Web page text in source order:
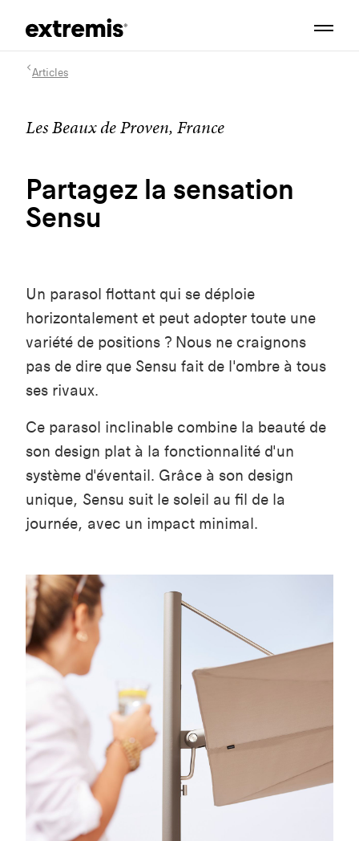
Articles
Les Beaux de Proven, France
Partagez la sensation
Sensu
Un parasol flottant qui se déploie
horizontalement et peut adopter toute une
variété de positions ? Nous ne craignons
pas de dire que Sensu fait de l'ombre à tous
ses rivaux.
Ce parasol inclinable combine la beauté de
son design plat à la fonctionnalité d'un
système d'éventail. Grâce à son design
unique, Sensu suit le soleil au fil de la
journée, avec un impact minimal.